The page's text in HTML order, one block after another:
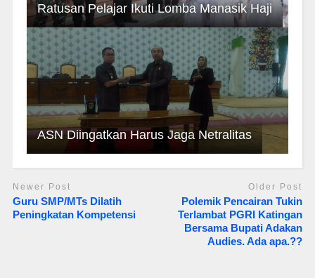
Ratusan Pelajar Ikuti Lomba Manasik Haji
ASN Diingatkan Harus Jaga Netralitas
Newer Post
Guru SMP/MTs Dilatih
Peningkatan Kompetensi
Older Post
Polemik Pencairan Tukin
Terlambat PGRI Katingan
Bersama Bupati Adakan
Audies. Ada apa.??